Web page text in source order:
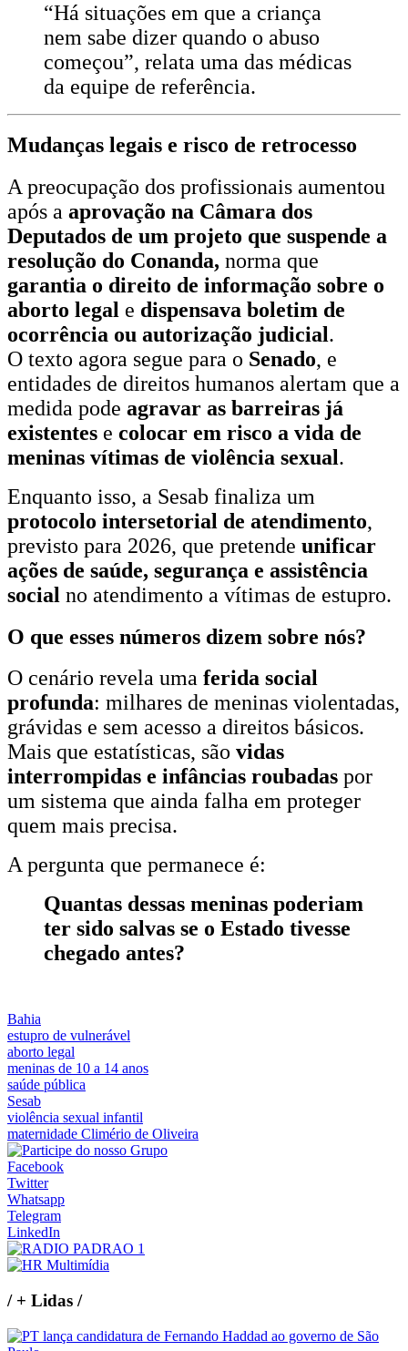
“Há situações em que a criança
nem sabe dizer quando o abuso
começou”, relata uma das médicas
da equipe de referência.
Mudanças legais e risco de retrocesso
A preocupação dos profissionais aumentou
após a aprovação na Câmara dos
Deputados de um projeto que suspende a
resolução do Conanda, norma que
garantia o direito de informação sobre o
aborto legal e dispensava boletim de
ocorrência ou autorização judicial.
O texto agora segue para o Senado, e
entidades de direitos humanos alertam que a
medida pode agravar as barreiras já
existentes e colocar em risco a vida de
meninas vítimas de violência sexual.
Enquanto isso, a Sesab finaliza um
protocolo intersetorial de atendimento,
previsto para 2026, que pretende unificar
ações de saúde, segurança e assistência
social no atendimento a vítimas de estupro.
O que esses números dizem sobre nós?
O cenário revela uma ferida social
profunda: milhares de meninas violentadas,
grávidas e sem acesso a direitos básicos.
Mais que estatísticas, são vidas
interrompidas e infâncias roubadas por
um sistema que ainda falha em proteger
quem mais precisa.
A pergunta que permanece é:
Quantas dessas meninas poderiam
ter sido salvas se o Estado tivesse
chegado antes?
Bahia
estupro de vulnerável
aborto legal
meninas de 10 a 14 anos
saúde pública
Sesab
violência sexual infantil
maternidade Climério de Oliveira
Facebook
Twitter
Whatsapp
Telegram
LinkedIn
/+ Lidas /